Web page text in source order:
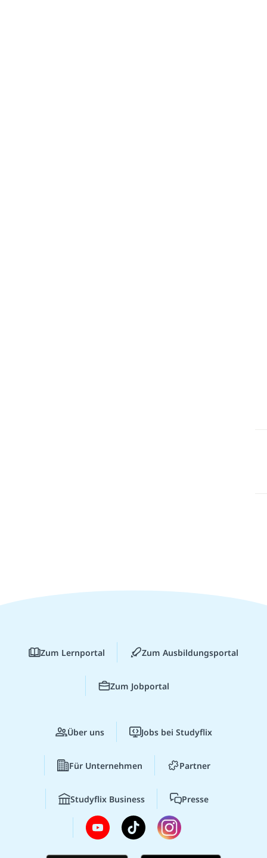
Zum Lernportal Zum Ausbildungsportal
Zum Jobportal
Über uns Jobs bei Studyflix
Für Unternehmen Partner
Studyflix Business Presse